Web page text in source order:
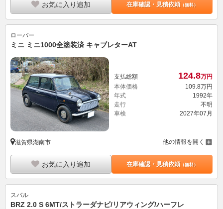
お気に入り追加 在庫確認・見積依頼（無料）
ローバー
ミニ ミニ1000全塗装済 キャブレターAT
支払総額 124.8万円
本体価格
109.8万円
年式
1992年
走行
不明
車検
2027年07月
滋賀県湖南市 他の情報を開く
お気に入り追加 在庫確認・見積依頼（無料）
スバル
BRZ 2.0 S 6MT/ストラーダナビ/リアウィング/ハーフレ